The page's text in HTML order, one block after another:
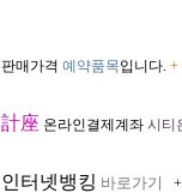
판매가격 예약품목입니다. +
計座 온라인결제계좌 시티
인터넷뱅킹 바로가기 +